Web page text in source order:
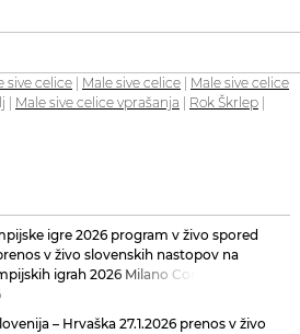
sive celice Male sive celice
Male sive celice
Male sive celice vprašanja Rok Škrlep
igre 2026 program v živo spored
v živo slovenskih nastopov na
igrah 2026 Milano Cortina
– Hrvaška 27.1.2026 prenos v živo